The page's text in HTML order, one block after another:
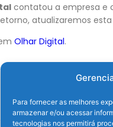
Para fornecer as melhores
armazenar e/ou acessar
tecnologias nos permitirá
contatou a empresa e
atualizaremos
Olhar Digital.